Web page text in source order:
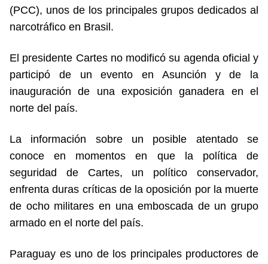
(PCC), unos de los principales grupos dedicados al
narcotráfico en Brasil.
El presidente Cartes no modificó su agenda oficial y
participó de un evento en Asunción y de la
inauguración de una exposición ganadera en el
norte del país.
La información sobre un posible atentado se
conoce en momentos en que la política de
seguridad de Cartes, un político conservador,
enfrenta duras críticas de la oposición por la muerte
de ocho militares en una emboscada de un grupo
armado en el norte del país.
Paraguay es uno de los principales productores de